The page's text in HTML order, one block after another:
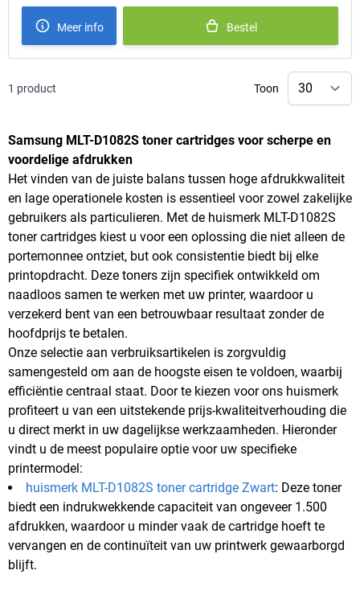
Meer info Bestel
1 product Toon
Samsung MLT-D1082S toner cartridges voor scherpe en
voordelige afdrukken
Het vinden van de juiste balans tussen hoge afdrukkwaliteit
en lage operationele kosten is essentieel voor zowel zakelijke
gebruikers als particulieren. Met de huismerk MLT-D1082S
toner cartridges kiest u voor een oplossing die niet alleen de
portemonnee ontziet, but ook consistentie biedt bij elke
printopdracht. Deze toners zijn specifiek ontwikkeld om
naadloos samen te werken met uw printer, waardoor u
verzekerd bent van een betrouwbaar resultaat zonder de
hoofdprijs te betalen.
Onze selectie aan verbruiksartikelen is zorgvuldig
samengesteld om aan de hoogste eisen te voldoen, waarbij
efficiëntie centraal staat. Door te kiezen voor ons huismerk
profiteert u van een uitstekende prijs-kwaliteitverhouding die
u direct merkt in uw dagelijkse werkzaamheden. Hieronder
vindt u de meest populaire optie voor uw specifieke
printermodel:
huismerk MLT-D1082S toner cartridge Zwart: Deze toner
biedt een indrukwekkende capaciteit van ongeveer 1.500
afdrukken, waardoor u minder vaak de cartridge hoeft te
vervangen en de continuïteit van uw printwerk gewaarborgd
blijft.